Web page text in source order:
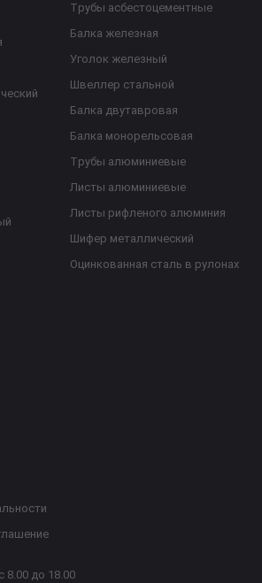
8.00 до 18.00
Трубы асбестоцементные
Балка железная
Уголок железный
Швеллер стальной
Балка двутавровая
Балка монорельсовая
Трубы алюминиевые
Листы алюминиевые
Листы рифленого алюминия
Шифер металлический
Оцинкованная сталь в рулонах